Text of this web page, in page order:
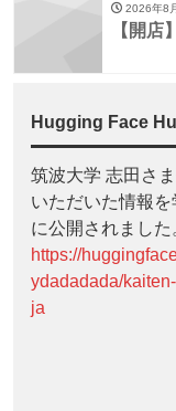
2026年8
【開店】
Hugging Face
筑波大学 志田さ
いただいた情報
に公開されました
https://
ydadadada/
ja